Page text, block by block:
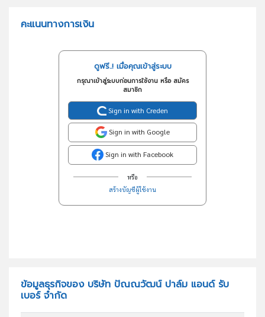
คะแนนทางการเงิน
ดูฟรี..! เมื่อคุณเข้าสู่ระบบ
กรุณาเข้าสู่ระบบก่อนการใช้งาน หรือ สมัคร
สมาชิก
Sign in with Creden
Sign in with Google
Sign in with Facebook
หรือ
สร้างบัญชีผู้ใช้งาน
ข้อมูลธุรกิจของ บริษัท ปัณณวัฒน์ ปาล์ม แอนด์ รับ
เบอร์ จำกัด